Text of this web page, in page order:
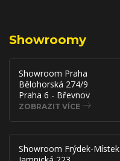
Showroomy
Showroom Praha
Bělohorská 274/9
Praha 6 - Břevnov
ZOBRAZIT VÍCE
Showroom Frýdek-Místek